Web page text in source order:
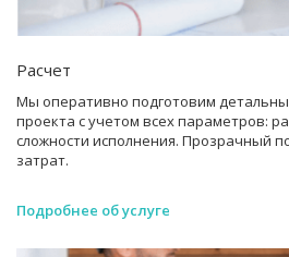
Расчет
Мы оперативно подготовим
проекта с учетом всех параметров:
сложности исполнения. Прозрачный
затрат.
Подробнее об услуге